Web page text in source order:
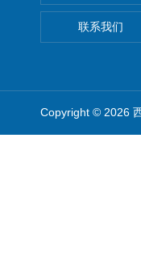
联系我们
Copyright © 2026